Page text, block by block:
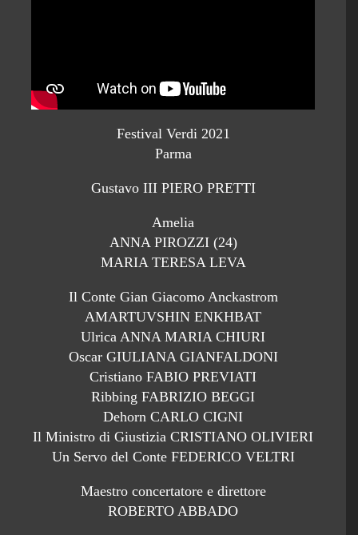
Festival Verdi 2021
Parma
Gustavo III PIERO PRETTI
Amelia
ANNA PIROZZI (24)
MARIA TERESA LEVA
Il Conte Gian Giacomo Anckastrom
AMARTUVSHIN ENKHBAT
Ulrica ANNA MARIA CHIURI
Oscar GIULIANA GIANFALDONI
Cristiano FABIO PREVIATI
Ribbing FABRIZIO BEGGI
Dehorn CARLO CIGNI
Il Ministro di Giustizia CRISTIANO OLIVIERI
Un Servo del Conte FEDERICO VELTRI
Maestro concertatore e direttore
ROBERTO ABBADO